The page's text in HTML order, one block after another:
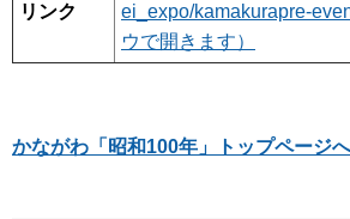
リンク
ei_expo/kamakurapre-
ウで開きます）
かながわ「昭和100年」トップページへ